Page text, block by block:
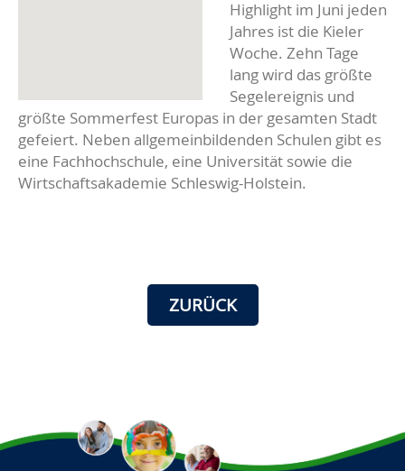
Highlight im Juni jeden
Jahres ist die Kieler
Woche. Zehn Tage
lang wird das größte
Segelereignis und
größte Sommerfest Europas in der gesamten Stadt
gefeiert. Neben allgemeinbildenden Schulen gibt es
eine Fachhochschule, eine Universität sowie die
Wirtschaftsakademie Schleswig-Holstein.
ZURÜCK